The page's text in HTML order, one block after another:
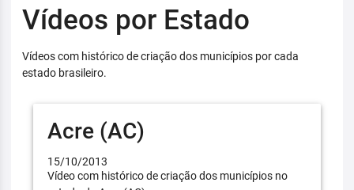
Vídeos por Estado
Vídeos com histórico de criação dos municípios por cada
estado brasileiro.
Acre (AC)
15/10/2013
Vídeo com histórico de criação dos municípios no